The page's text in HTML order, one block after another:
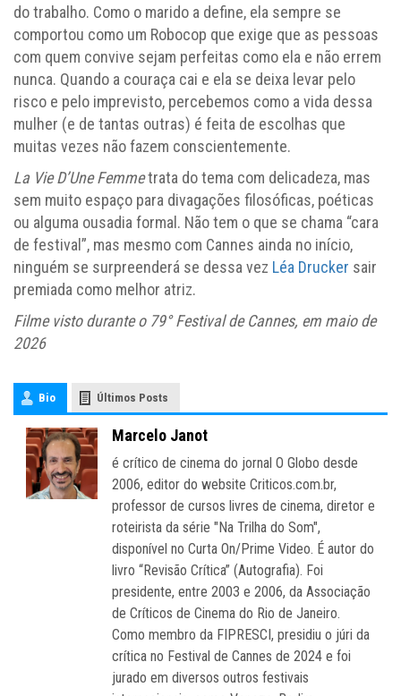
do trabalho. Como o marido a define, ela sempre se
comportou como um Robocop que exige que as pessoas
com quem convive sejam perfeitas como ela e não errem
nunca. Quando a couraça cai e ela se deixa levar pelo
risco e pelo imprevisto, percebemos como a vida dessa
mulher (e de tantas outras) é feita de escolhas que
muitas vezes não fazem conscientemente.
La Vie D’Une Femmetrata do tema com delicadeza, mas
sem muito espaço para divagações filosóficas, poéticas
ou alguma ousadia formal. Não tem o que se chama “cara
de festival”, mas mesmo com Cannes ainda no início,
ninguém se surpreenderá se dessa vez Léa Drucker sair
premiada como melhor atriz.
Filme visto durante o 79° Festival de Cannes, em maio de
2026
Bio Últimos Posts
Marcelo Janot
é crítico de cinema do jornal O Globo desde
2006, editor do website Criticos.com.br,
professor de cursos livres de cinema, diretor e
roteirista da série "Na Trilha do Som",
disponível no Curta On/Prime Video. É autor do
livro “Revisão Crítica” (Autografia). Foi
presidente, entre 2003 e 2006, da Associação
de Críticos de Cinema do Rio de Janeiro.
Como membro da FIPRESCI, presidiu o júri da
crítica no Festival de Cannes de 2024 e foi
jurado em diversos outros festivais